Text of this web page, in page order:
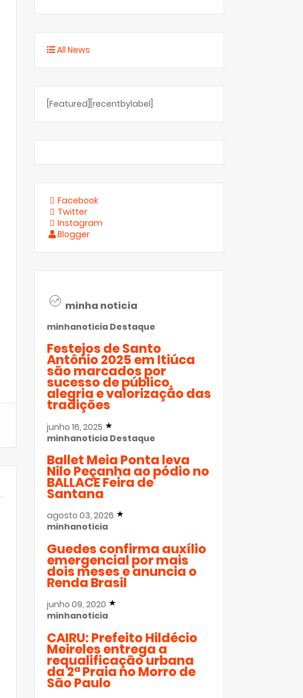
All News
[Featured][recentbylabel]
Facebook
Twitter
Instagram
Blogger
minha noticia
minhanoticia Destaque
Festejos de Santo
Antônio 2025 em Itiúca
são marcados por
sucesso de público,
alegria e valorização das
tradições
junho 16, 2025
minhanoticia Destaque
Ballet Meia Ponta leva
Nilo Peçanha ao pódio no
BALLACE Feira de
Santana
agosto 03, 2026
minhanoticia
Guedes confirma auxílio
emergencial por mais
dois meses e anuncia o
Renda Brasil
junho 09, 2020
minhanoticia
CAIRU: Prefeito Hildécio
Meireles entrega a
requalificação urbana
da 2ª Praia no Morro de
São Paulo